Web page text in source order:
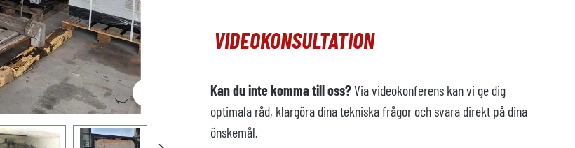
VIDEOKONSULTATION
Kan du inte komma till oss?Via videokonferens kan vi ge dig
optimala råd, klargöra dina tekniska frågor och svara direkt på dina
önskemål.